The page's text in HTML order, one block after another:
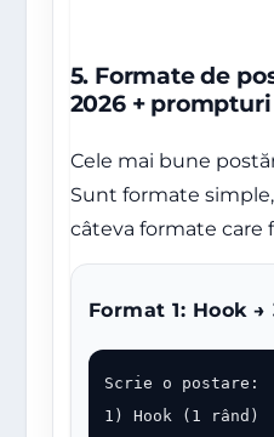
5. Formate de
2026 + prompturi
Cele mai bune
Sunt formate
câteva formate care
Format 1: Hook →
Scrie o postare:
1) Hook (1 rând)